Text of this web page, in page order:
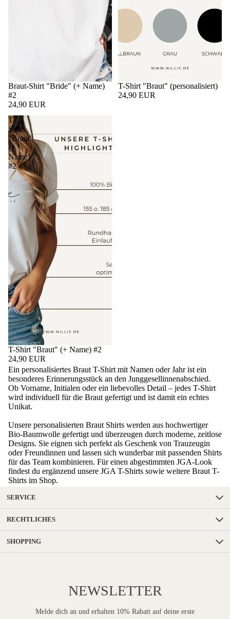
Braut-Shirt "Bride" (+ Name)
#2
24,90 EUR
T-Shirt "Braut" (personalisiert)
24,90 EUR
T-
Shirt
"Braut"
(+
Name)
#2
T-Shirt "Braut" (+ Name) #2
24,90 EUR
Ein personalisiertes Braut T-Shirt mit Namen oder Jahr ist ein
besonderes Erinnerungsstück an den Junggesellinnenabschied.
Ob Vorname, Initialen oder ein liebevolles Detail – jedes T-Shirt
wird individuell für die Braut gefertigt und ist damit ein echtes
Unikat.
Unsere personalisierten Braut Shirts werden aus hochwertiger
Bio-Baumwolle gefertigt und überzeugen durch moderne, zeitlose
Designs. Sie eignen sich perfekt als Geschenk von Trauzeugin
oder Freundinnen und lassen sich wunderbar mit passenden Shirts
für das Team kombinieren. Für einen abgestimmten JGA-Look
findest du ergänzend unsere JGA T-Shirts sowie weitere Braut T-
Shirts im Shop.
SERVICE
RECHTLICHES
SHOPPING
NEWSLETTER
Melde dich an und erhalten 10% Rabatt auf deine erste